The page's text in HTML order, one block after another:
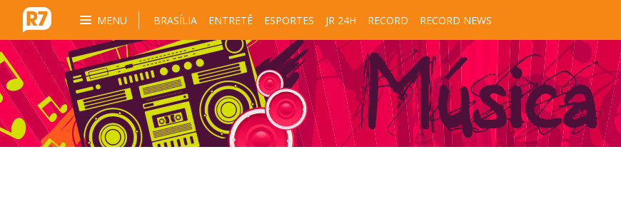
MENU BRASÍLIA ENTRETÊ ESPORTES JR 24H RECORD RECORD NEWS